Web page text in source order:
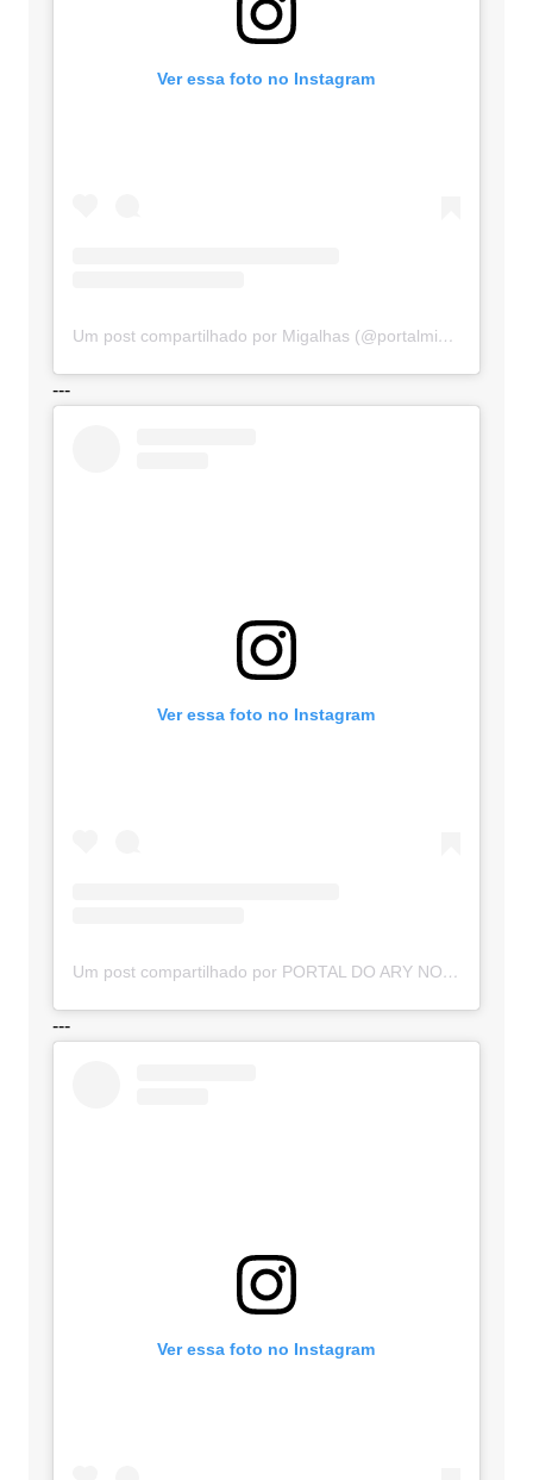
Ver essa foto no Instagram
Um post compartilhado por Migalhas (@portalmigalhas)
---
Ver essa foto no Instagram
Um post compartilhado por PORTAL DO ARY NOTÍCIAS (@portaldoarynoticias)
---
Ver essa foto no Instagram